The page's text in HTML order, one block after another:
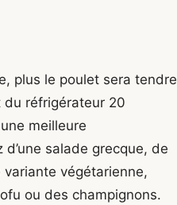
plus le poulet sera tendre
réfrigérateur 20
meilleure
salade grecque, de
végétarienne,
ou des champignons.